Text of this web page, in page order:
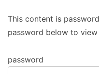
This content is
password below to
password